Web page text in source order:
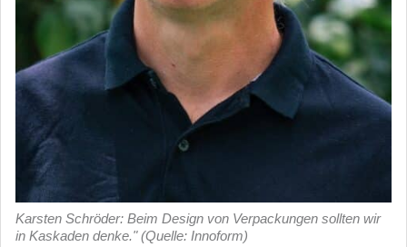
Karsten Schröder: Beim Design von Verpackungen sollten wir
in Kaskaden denke." (Quelle: Innoform)